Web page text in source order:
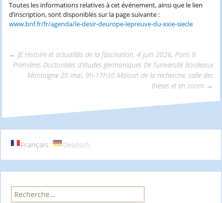
Toutes les informations relatives à cet événement, ainsi que le lien
d’inscription, sont disponibles sur la page suivante :
www.bnf.fr/fr/agenda/le-desir-deurope-lepreuve-du-xxie-siecle
Navigation
des
articles
← JE Histoire et actualités de la fascisation, 4 juin 2026, Paris 8
Premières Doctoriales d’études germaniques De l’université Bordeaux
Montaigne 20 mai, 9h-17h30 Maison de la recherche, salle des
thèses et en zoom →
Français Deutsch
R
e